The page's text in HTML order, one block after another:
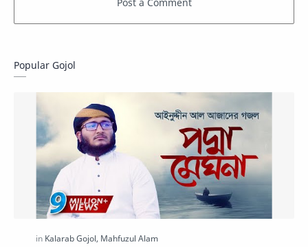
Popular Gojol